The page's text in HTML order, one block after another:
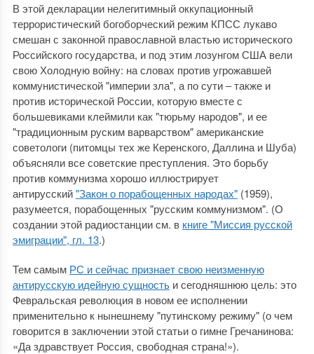
В этой декларации нелегитимный оккупационный
террористический богоборческий режим КПСС лукаво
смешан с законной православной властью исторического
Российского государства, и под этим лозунгом США вели
свою Холодную войну: на словах против угрожавшей
коммунистической "империи зла", а по сути ‒ также и
против исторической России, которую вместе с
большевиками клеймили как "тюрьму народов", и ее
"традиционным руским варварством" американские
советологи (питомцы тех же Керенского, Даллина и Шуба)
объясняли все советские преступления. Это борьбу
против коммунизма хорошо иллюстрирует
антирусский"Закон о порабощенных народах"(1959),
разумеется, порабощенных "русским коммунизмом". (О
создании этой радиостанции см. в книге "Миссия русской
эмиграции", гл. 13.)
Тем самым РС и сейчас признает свою неизменную
антирусскую идейную сущностьи сегодняшнюю цель: это
Февральская революция в новом ее исполнении
применительно к нынешнему "путинскому режиму" (о чем
говорится в заключении этой статьи о гимне Гречанинова:
«Да здравствует Россия, свободная страна!»).